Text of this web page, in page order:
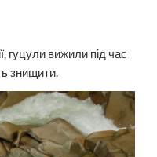
гуцули вижили під час
знищити.